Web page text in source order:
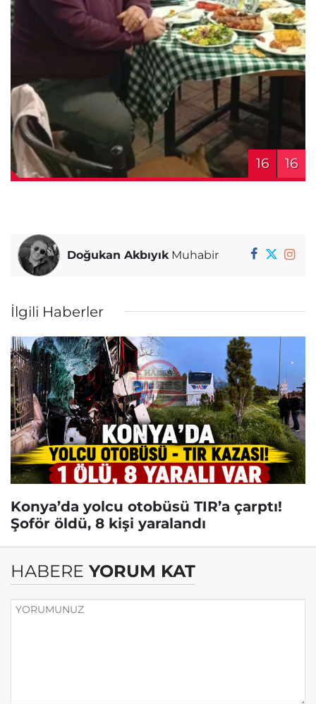
16 16
Doğukan AkbıyıkMuhabir
İlgili Haberler
Konya’da yolcu otobüsü TIR’a çarptı!
Şoför öldü, 8 kişi yaralandı
HABERE YORUM KAT